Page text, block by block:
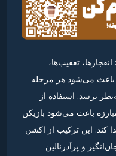
تعقیب‌ها،
باعث می‌شود هر مرحله
برسد. استفاده از
باعث می‌شود بازیکن
کند. این ترکیب از اکشن
و پرآدرنالین